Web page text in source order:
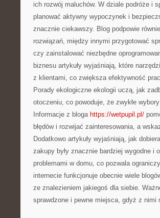
ich rozwój maluchów. W dziale podróże i
planować aktywny wypoczynek i
znacznie ciekawszy. Blog podpowie
rozwiązań, między innymi przygotować
czy zainstalować niezbędne
biznesu artykuły wyjaśniają, które
z klientami, co zwiększa efektywność
Porady ekologiczne ekologii uczą, jak
otoczeniu, co powoduje, że zwykłe
Informacje z bloga https://wetpupil.pl/
błędów i rozwijać zainteresowania, a
Dodatkowo artykuły wyjaśniają, jak
zakupy były znacznie bardziej wygodne i
problemami w domu, co pozwala
internecie funkcjonuje obecnie wiele
ze znalezieniem jakiegoś dla siebie.
sprawdzone i pewne miejsca, gdyż z nimi